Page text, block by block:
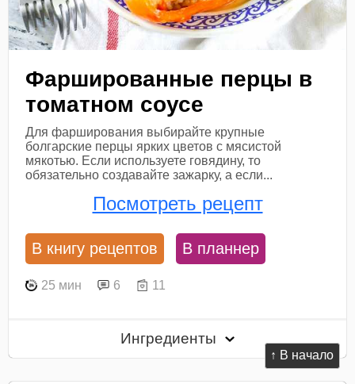
↑ В начало
Фаршированные перцы в
томатном соусе
Для фарширования выбирайте крупные
болгарские перцы ярких цветов с мясистой
мякотью. Если используете говядину, то
обязательно создавайте зажарку, а если...
Посмотреть рецепт
В книгу рецептов В планнер
25 мин 6 11
Ингредиенты